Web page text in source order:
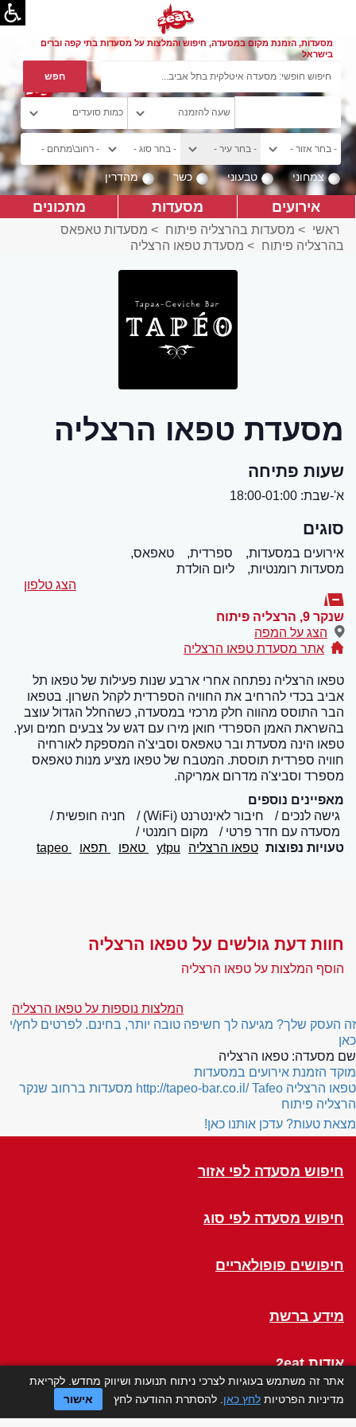
מסעדות, הזמנת מקום במסעדה, חיפוש והמלצות על מסעדות בתי קפה וברים
בישראל
צמחוני טבעוני כשר מהדרין
אירועים מסעדות מתכונים
ראשי > מסעדות בהרצליה פיתוח > מסעדות טאפאס
בהרצליה פיתוח > מסעדת טפאו הרצליה
מסעדת טפאו הרצליה
שעות פתיחה
א'-שבת: 18:00-01:00
סוגים
אירועים במסעדות, ספרדית,
טאפאס,
מסעדות רומנטיות,
ליום הולדת
הצג טלפון
שנקר 9 , הרצליה פיתוח
הצג על המפה
אתר מסעדת טפאו הרצליה
טפאו הרצליה נפתחה אחרי ארבע שנות פעילות של טפאו תל
אביב בכדי להרחיב את החוויה הספרדית לקהל השרון. בטפאו
הבר התוסס מהווה חלק מרכזי במסעדה, כשהחלל הגדול עוצב
בהשראת האמן הספרדי חואן מירו עם דגש על צבעים חמים ועץ.
טפאו הינה מסעדת ובר טאפאס וסביצ'ה המספקת לאורחיה
חוויה ספרדית תוססת. המטבח של טפאו מציע מנות טאפאס
מספרד וסביצ'ה מדרום אמריקה.
מאפיינים נוספים
גישה לנכים
חיבור לאינטרנט (WiFi)
חניה חופשית
מסעדה עם חדר פרטי
מקום רומנטי
טעויות נפוצות טפאו הרצליה ytpu טאפו תפאו
חוות דעת גולשים על טפאו הרצליה
הוסף המלצות על טפאו הרצליה
המלצות נוספות על טפאו הרצליה
זה העסק שלך? מגיעה לך חשיפה טובה יותר, בחינם. לפרטים לחץ/י
כאן
שם מסעדה: טפאו הרצליה
מוקד הזמנת אירועים במסעדות
טפאו הרצליה
http://tapeo-bar.co.il/ Tafeo
מסעדות ברחוב שנקר
הרצליה פיתוח
מצאת טעות? עדכן אותנו כאן!
חיפוש מסעדה לפי אזור
חיפוש מסעדה לפי סוג
חיפושים פופולאריים
מידע ברשת
אודות 2eat
Click a Table
אתר זה משתמש בעוגיות לצרכי ניתוח תנועות ושיווק מחדש. לקריאת
מדיניות הפרטיות לחץ כאן . להסתרת ההודעה לחץ אישור